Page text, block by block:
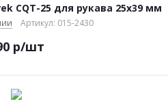
CQТ-25 для рукава 25х39 мм
Артикул: 015-2430
р/шт